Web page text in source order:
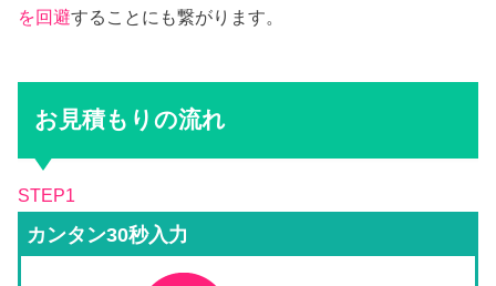
を回避することにも繋がります。
お見積もりの流れ
STEP1
カンタン30秒入力